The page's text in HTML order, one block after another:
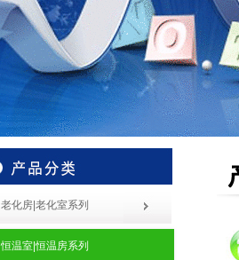
老化房|老化室系列
恒温室|恒温房系列